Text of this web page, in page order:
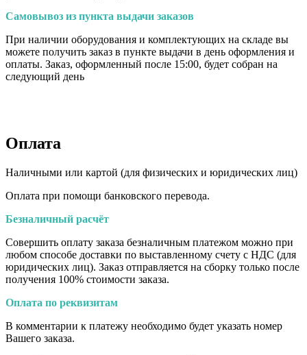
Самовывоз из пункта выдачи заказов
При наличии оборудования и комплектующих на складе вы
можете получить заказ в пункте выдачи в день оформления и
оплаты. Заказ, оформленный после 15:00, будет собран на
следующий день
Оплата
Наличными или картой (для физических и юридических лиц)
Оплата при помощи банковского перевода.
Безналичный расчёт
Совершить оплату заказа безналичным платежом можно при
любом способе доставки по выставленному счету с НДС (для
юридических лиц). Заказ отправляется на сборку только после
получения 100% стоимости заказа.
Оплата по реквизитам
В комментарии к платежу необходимо будет указать номер
Вашего заказа.